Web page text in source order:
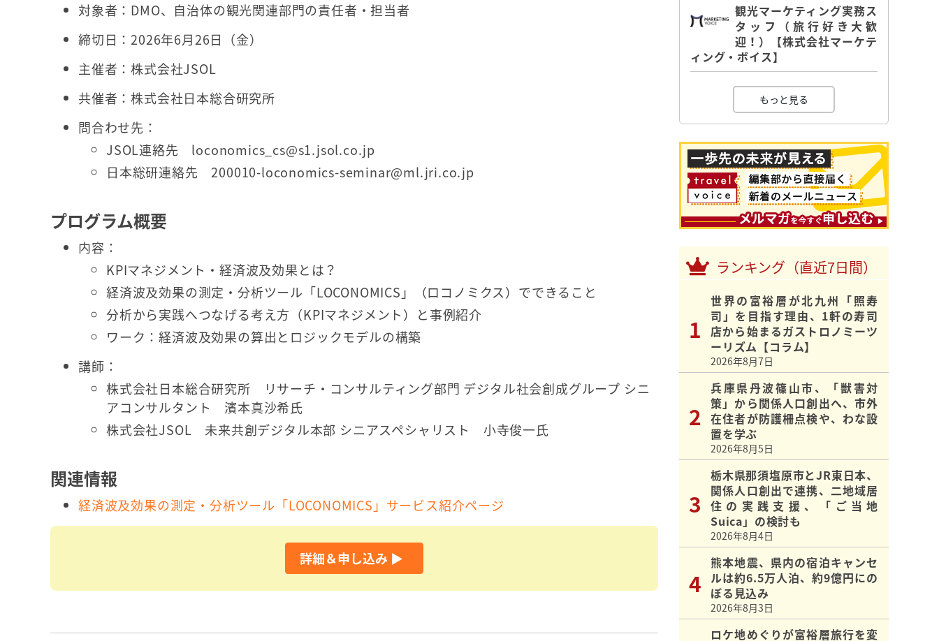
対象者：DMO、自治体の観光関連部門の責任者・担当者
締切日：2026年6月26日（金）
主催者：株式会社JSOL
共催者：株式会社日本総合研究所
問合わせ先：
JSOL連絡先 loconomics_cs@s1.jsol.co.jp
日本総研連絡先 200010-loconomics-seminar@ml.jri.co.jp
プログラム概要
内容：
KPIマネジメント・経済波及効果とは？
経済波及効果の測定・分析ツール「LOCONOMICS」（ロコノミクス）でできること
分析から実践へつなげる考え方（KPIマネジメント）と事例紹介
ワーク：経済波及効果の算出とロジックモデルの構築
講師：
株式会社日本総合研究所 リサーチ・コンサルティング部門 デジタル社会創成グループ シニ
アコンサルタント 濱本真沙希氏
株式会社JSOL 未来共創デジタル本部 シニアスペシャリスト 小寺俊一氏
関連情報
経済波及効果の測定・分析ツール「LOCONOMICS」サービス紹介ページ
詳細＆申し込み ▶︎
観光マーケティング実務ス
タッフ（旅行好き大歓
迎！）【株式会社マーケテ
ィング・ボイス】
もっと見る
ランキング（直近7日間）
世界の富裕層が北九州「照寿
司」を目指す理由、1軒の寿司
店から始まるガストロノミーツ
ーリズム【コラム】
2026年8月7日
兵庫県丹波篠山市、「獣害対
策」から関係人口創出へ、市外
在住者が防護柵点検や、わな設
置を学ぶ
2026年8月5日
栃木県那須塩原市とJR東日本、
関係人口創出で連携、二地域居
住の実践支援、「ご当地
Suica」の検討も
2026年8月4日
熊本地震、県内の宿泊キャンセ
ルは約6.5万人泊、約9億円にの
ぼる見込み
2026年8月3日
ロケ地めぐりが富裕層旅行を変